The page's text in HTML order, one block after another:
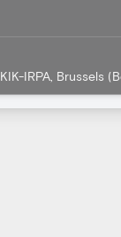
KIK-IRPA, Brussels